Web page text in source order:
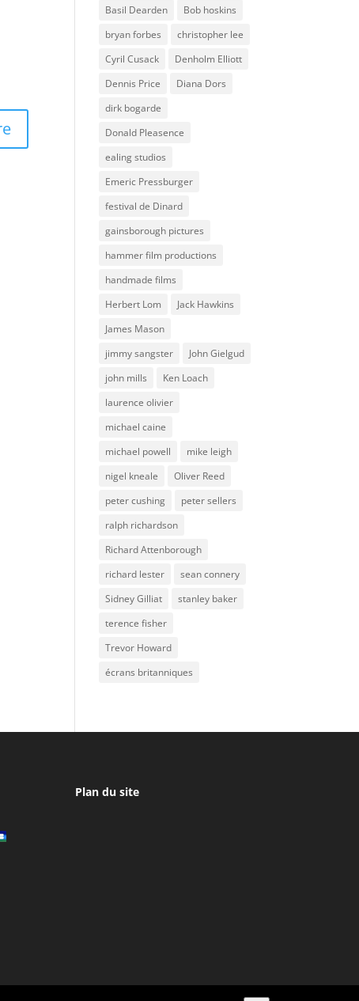
Basil Dearden
Bob hoskins
bryan forbes
christopher lee
Cyril Cusack
Denholm Elliott
Dennis Price
Diana Dors
dirk bogarde
Donald Pleasence
ealing studios
Emeric Pressburger
festival de Dinard
gainsborough pictures
hammer film productions
handmade films
Herbert Lom
Jack Hawkins
James Mason
jimmy sangster
John Gielgud
john mills
Ken Loach
laurence olivier
michael caine
michael powell
mike leigh
nigel kneale
Oliver Reed
peter cushing
peter sellers
ralph richardson
Richard Attenborough
richard lester
sean connery
Sidney Gilliat
stanley baker
terence fisher
Trevor Howard
écrans britanniques
Plan du site